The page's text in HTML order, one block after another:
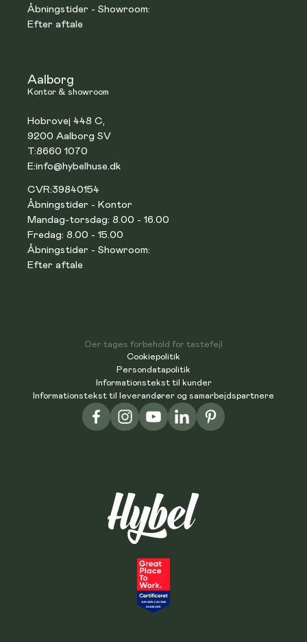
Åbningstider - Showroom:
Efter aftale
Aalborg
Kontor & showroom
Hobrovej 448 C,
9200 Aalborg SV
T:8660 1070
E:info@hybelhuse.dk
CVR:39840154
Åbningstider - Kontor
Mandag-torsdag: 8.00 - 16.00
Fredag: 8.00 - 15.00
Åbningstider - Showroom:
Efter aftale
Cookiepolitik
Persondatapolitik
Informationstekst til kunder
Informationstekst til leverandører og samarbejdspartnere
Der tages forbehold for tastefejl